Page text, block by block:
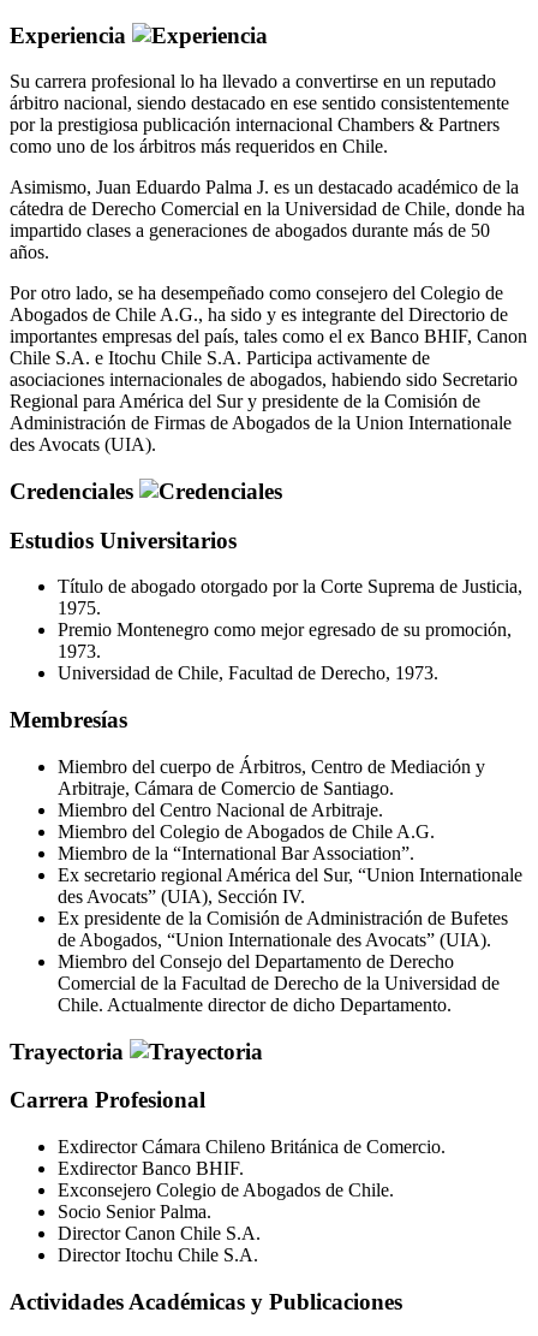
Experiencia
Su carrera profesional lo ha llevado a convertirse en un reputado
árbitro nacional, siendo destacado en ese sentido consistentemente
por la prestigiosa publicación internacional Chambers & Partners
como uno de los árbitros más requeridos en Chile.
Asimismo, Juan Eduardo Palma J. es un destacado académico de la
cátedra de Derecho Comercial en la Universidad de Chile, donde ha
impartido clases a generaciones de abogados durante más de 50
años.
Por otro lado, se ha desempeñado como consejero del Colegio de
Abogados de Chile A.G., ha sido y es integrante del Directorio de
importantes empresas del país, tales como el ex Banco BHIF, Canon
Chile S.A. e Itochu Chile S.A. Participa activamente de
asociaciones internacionales de abogados, habiendo sido Secretario
Regional para América del Sur y presidente de la Comisión de
Administración de Firmas de Abogados de la Union Internationale
des Avocats (UIA).
Credenciales
Estudios Universitarios
Título de abogado otorgado por la Corte Suprema de Justicia,
1975.
Premio Montenegro como mejor egresado de su promoción,
1973.
Universidad de Chile, Facultad de Derecho, 1973.
Membresías
Miembro del cuerpo de Árbitros, Centro de Mediación y
Arbitraje, Cámara de Comercio de Santiago.
Miembro del Centro Nacional de Arbitraje.
Miembro del Colegio de Abogados de Chile A.G.
Miembro de la “International Bar Association”.
Ex secretario regional América del Sur, “Union Internationale
des Avocats” (UIA), Sección IV.
Ex presidente de la Comisión de Administración de Bufetes
de Abogados, “Union Internationale des Avocats” (UIA).
Miembro del Consejo del Departamento de Derecho
Comercial de la Facultad de Derecho de la Universidad de
Chile. Actualmente director de dicho Departamento.
Trayectoria
Carrera Profesional
Exdirector Cámara Chileno Británica de Comercio.
Exdirector Banco BHIF.
Exconsejero Colegio de Abogados de Chile.
Socio Senior Palma.
Director Canon Chile S.A.
Director Itochu Chile S.A.
Actividades Académicas y Publicaciones